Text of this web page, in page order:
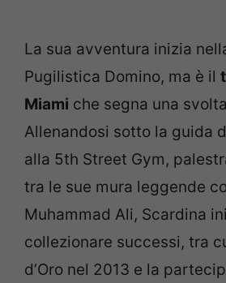
La sua avventura inizia
Pugilistica Domino, ma è il
Miami che segna una
Allenandosi sotto la guida
alla 5th Street Gym,
tra le sue mura leggende
Muhammad Ali, Scardina
collezionare successi, tra
d’Oro nel 2013 e la